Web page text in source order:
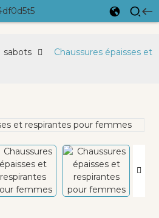
sabots
Chaussures épaisses et